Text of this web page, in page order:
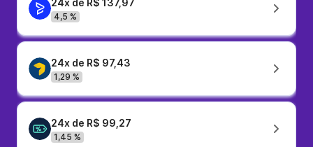
24x de R$ 137,97
4,5 %
24x de R$ 97,43
1,29 %
24x de R$ 99,27
1,45 %